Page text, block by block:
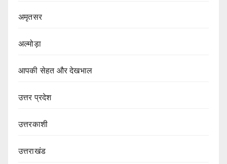
अमृतसर
अल्मोड़ा
आपकी सेहत और देखभाल
उत्तर प्रदेश
उत्तरकाशी
उत्तराखंड